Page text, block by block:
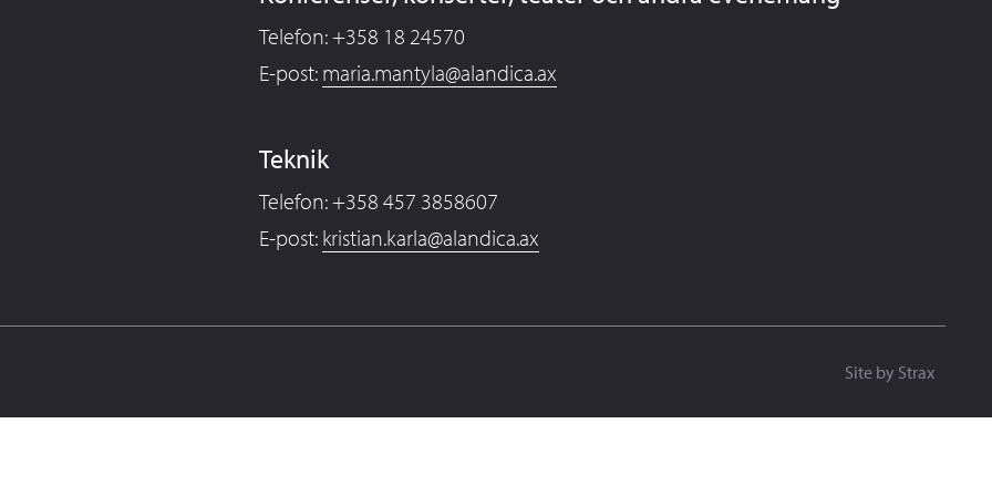
Telefon: +358 18 24570
E-post: maria.mantyla@alandica.ax
Teknik
Telefon: +358 457 3858607
E-post: kristian.karla@alandica.ax
Site by Strax